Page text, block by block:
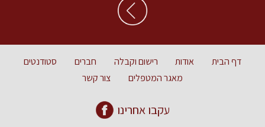
דף הבית אודות רישום וקבלה חברים
סטודנטים
מאגר המטפלים
צור קשר
עקבו אחרינו